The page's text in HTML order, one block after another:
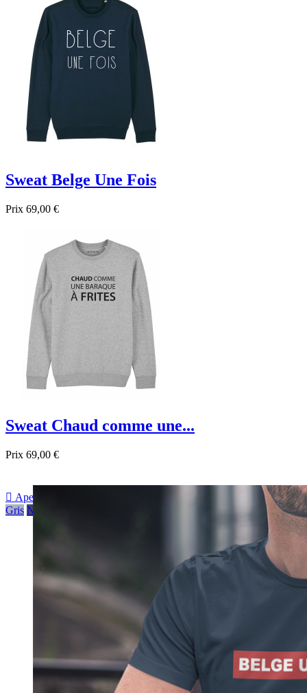
Aperçu rapide
Noir
Sweat Belge Une Fois
Prix 69,00 €
Aperçu rapide
Noir
Sweat Chaud comme une...
Prix 69,00 €
 Aperçu rapide
Gris Noir